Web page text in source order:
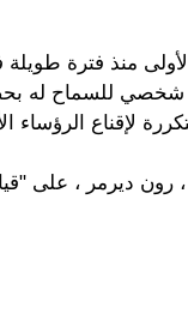
منذ فترة طويلة
شخصي للسماح له
لإقناع الرؤساء
رون ديرمر ، على